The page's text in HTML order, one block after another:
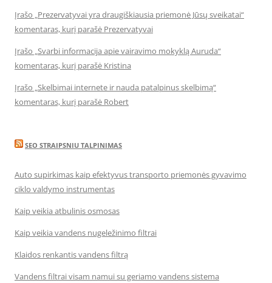
Įrašo „Prezervatyvai yra draugiškiausia priemonė Jūsų sveikatai“
komentaras, kurį parašė Prezervatyvai
Įrašo „Svarbi informacija apie vairavimo mokyklą Auruda“
komentaras, kurį parašė Kristina
Įrašo „Skelbimai internete ir nauda patalpinus skelbimą“
komentaras, kurį parašė Robert
SEO STRAIPSNIU TALPINIMAS
Auto supirkimas kaip efektyvus transporto priemonės gyvavimo
ciklo valdymo instrumentas
Kaip veikia atbulinis osmosas
Kaip veikia vandens nugeležinimo filtrai
Klaidos renkantis vandens filtrą
Vandens filtrai visam namui su geriamo vandens sistema